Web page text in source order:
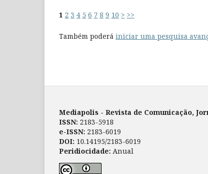
1 2 3 4 5 6 7 8 9 10 > >>
Também poderá iniciar uma pesquisa
Mediapolis - Revista de Comunicação,
ISSN: 2183-5918
e-ISSN: 2183-6019
DOI: 10.14195/2183-6019
Peridiocidade: Anual